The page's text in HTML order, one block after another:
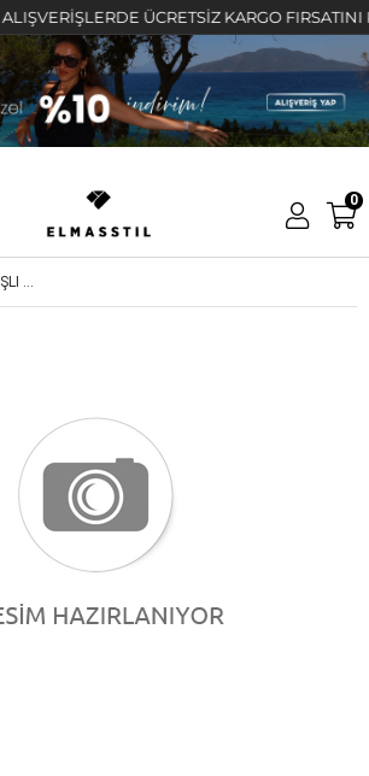
ÜCRETSİZ KARGO FIRSATINI
0
KLASİK TAŞLI HALKA ÜÇLÜ KÜPE